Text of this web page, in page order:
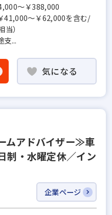
～￥388,000
41,000～￥62,000を含む/
）
支...
気になる
ムアドバイザー≫車
制・水曜定休／イン
企業ページ